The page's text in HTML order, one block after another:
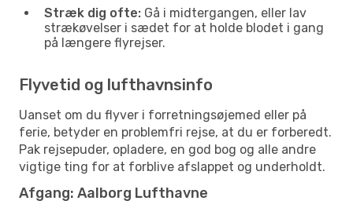
Stræk dig ofte: Gå i midtergangen, eller lav
strækøvelser i sædet for at holde blodet i gang
på længere flyrejser.
Flyvetid og lufthavnsinfo
Uanset om du flyver i forretningsøjemed eller på
ferie, betyder en problemfri rejse, at du er forberedt.
Pak rejsepuder, opladere, en god bog og alle andre
vigtige ting for at forblive afslappet og underholdt.
Afgang: Aalborg Lufthavne